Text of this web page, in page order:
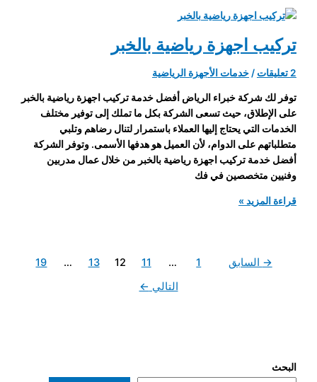
بالجبيل
تركيب اجهزة رياضية بالخبر
2 تعليقات /خدمات الأجهزة الرياضية
توفر لك شركة خبراء الرياض أفضل خدمة تركيب اجهزة رياضية بالخبر
على الإطلاق، حيث تسعى الشركة بكل ما تملك إلى توفير مختلف
الخدمات التي يحتاج إليها العملاء باستمرار لتنال رضاهم وتلبي
متطلباتهم على الدوام، لأن العميل هو هدفها الأسمى. وتوفر الشركة
أفضل خدمة تركيب اجهزة رياضية بالخبر من خلال عمال مدربين
وفنيين متخصصين في فك
تركيب
قراءة المزيد »
→ السابق 1
…
11
12
13
…
19
التالي ←
البحث